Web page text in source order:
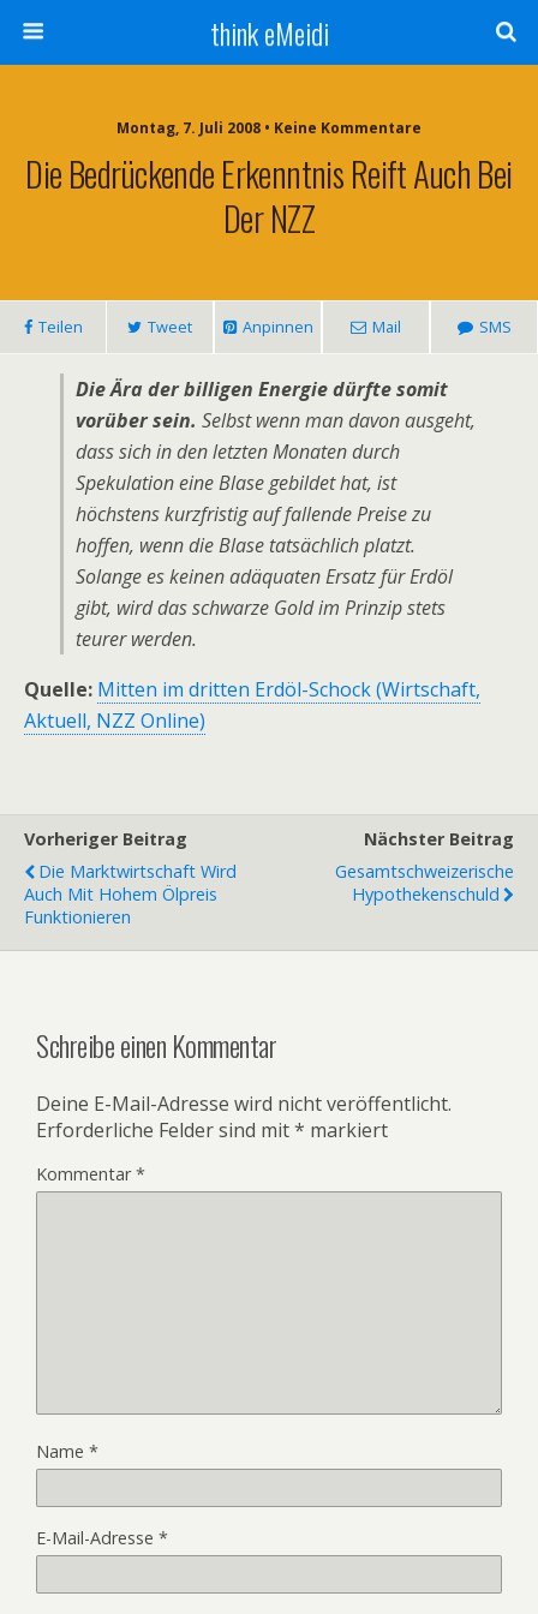
think eMeidi
Montag, 7. Juli 2008 • Keine Kommentare
Die Bedrückende Erkenntnis Reift Auch Bei
Der NZZ
Teilen Tweet Anpinnen Mail SMS
Die Ära der billigen Energie dürfte somit
vorüber sein. Selbst wenn man davon ausgeht,
dass sich in den letzten Monaten durch
Spekulation eine Blase gebildet hat, ist
höchstens kurzfristig auf fallende Preise zu
hoffen, wenn die Blase tatsächlich platzt.
Solange es keinen adäquaten Ersatz für Erdöl
gibt, wird das schwarze Gold im Prinzip stets
teurer werden.
Quelle: Mitten im dritten Erdöl-Schock (Wirtschaft,
Aktuell, NZZ Online)
Vorheriger Beitrag
Die Marktwirtschaft Wird
Auch Mit Hohem Ölpreis
Funktionieren
Nächster Beitrag
Gesamtschweizerische
Hypothekenschuld
Schreibe einen Kommentar
Deine E-Mail-Adresse wird nicht veröffentlicht.
Erforderliche Felder sind mit* markiert
Kommentar*
Name *
E-Mail-Adresse *